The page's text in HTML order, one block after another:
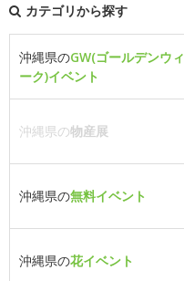
カテゴリから探す
沖縄県のGW(ゴールデンウィ
ーク)イベント
沖縄県の物産展
沖縄県の無料イベント
沖縄県の花イベント